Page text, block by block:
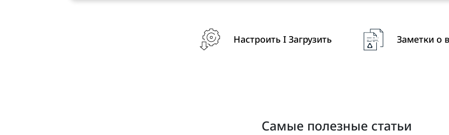
Настроить I Загрузить Заметки о
Самые полезные статьи